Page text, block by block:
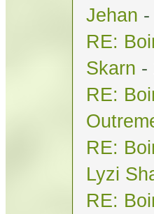
Jehan
RE:
Skarn -
RE:
RE:
Lyzi
RE: